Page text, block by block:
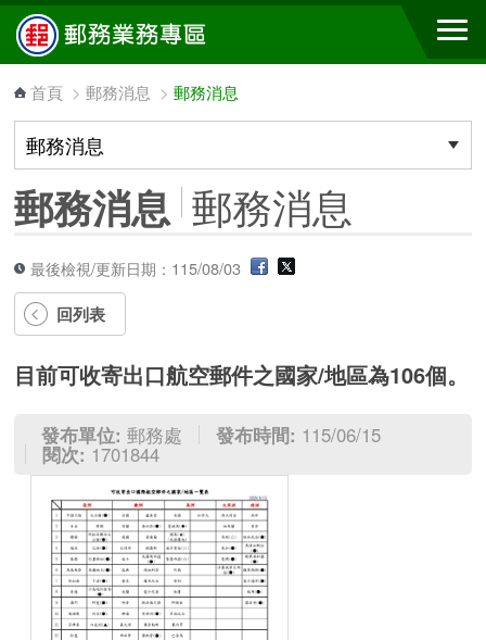
跳到主要內容區塊
首頁 >郵務消息 >郵務消息
郵務消息 郵務消息
最後檢視/更新日期：115/08/03
回列表
目前可收寄出口航空郵件之國家/地區為106個。
發布單位: 郵務處 發布時間: 115/06/15
閱次: 1701844